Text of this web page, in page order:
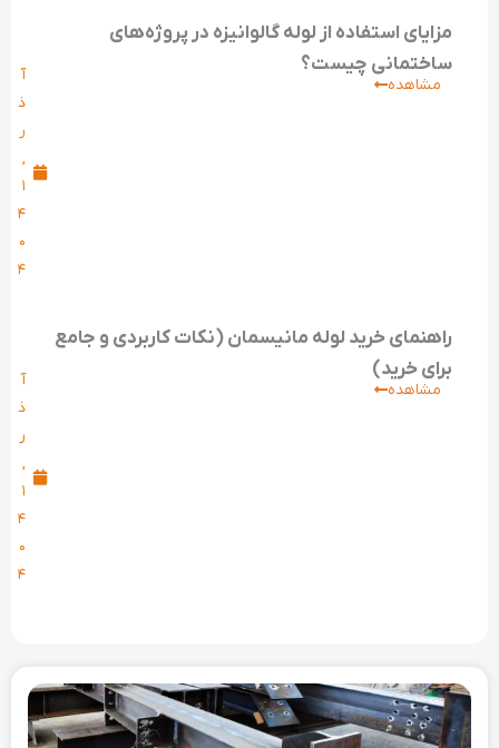
مزایای استفاده از لوله گالوانیزه در پروژه‌های
ساختمانی چیست؟
مشاهده
آ
ذ
ر
,
۱
۴
۰
۴
راهنمای خرید لوله مانیسمان (نکات کاربردی و جامع
برای خرید)
مشاهده
آ
ذ
ر
,
۱
۴
۰
۴